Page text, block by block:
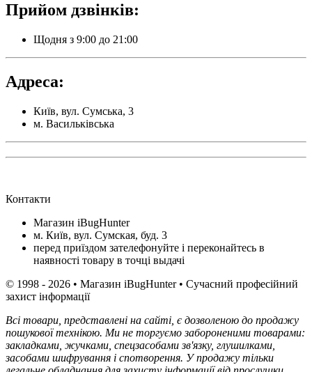
Прийом дзвінків:
Щодня з 9:00 до 21:00
Адреса:
Київ, вул. Сумська, 3
м. Васильківська
Контакти
Магазин iBugHunter
м. Київ, вул. Сумская, буд. 3
перед приїздом зателефонуйте і переконайтесь в
наявності товару в точці выдачі
© 1998 - 2026 • Магазин iBugHunter • Сучасний професійний
захист інформації
Всі товари, представлені на сайті, є дозволеною до продажу
пошукової технікою. Ми не торгуємо забороненими товарами:
закладками, жучками, спецзасобами зв'язку, глушилками,
засобами шифрування і спотворення. У продажу тільки